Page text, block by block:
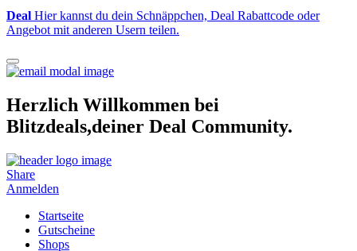
Deal Hier kannst du dein Schnäppchen, Deal Rabattcode oder
Angebot mit anderen Usern teilen.
Herzlich Willkommen bei
Blitzdeals,deiner Deal Community.
Share
Anmelden
Startseite
Gutscheine
Shops